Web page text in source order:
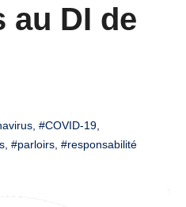
au DI de
#COVID-19
#parloirs #responsabilité